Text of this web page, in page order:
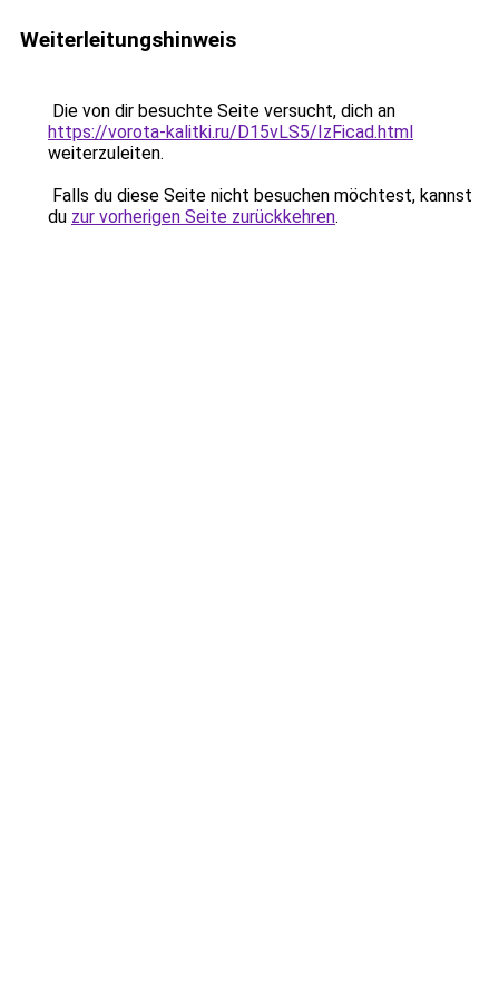
Weiterleitungshinweis
Die von dir besuchte Seite versucht, dich an
https://vorota-kalitki.ru/D15vLS5/IzFicad.html
weiterzuleiten.
Falls du diese Seite nicht besuchen möchtest, kannst
du zur vorherigen Seite zurückkehren.